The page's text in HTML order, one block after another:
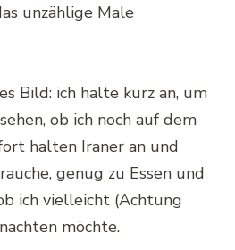
unzählige Male
Bild: ich halte kurz an, um
ob ich noch auf dem
halten Iraner an und
genug zu Essen und
ich vielleicht (Achtung
möchte.